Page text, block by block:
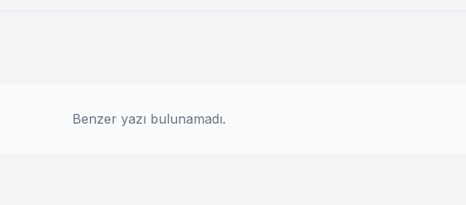
Benzer yazı bulunamadı.